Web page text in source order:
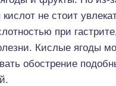
не стоит
при
Кислые ягоды
обострение